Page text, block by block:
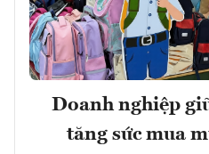
Doanh nghiệp
tăng sức mua